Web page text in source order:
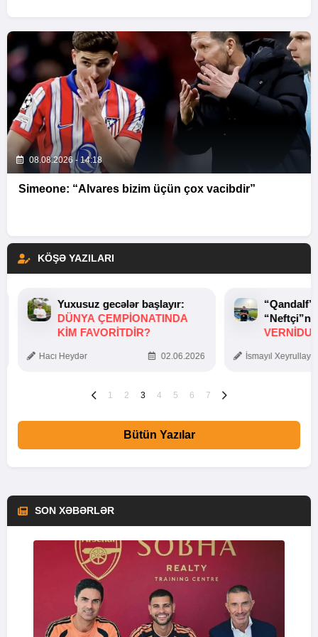
08.08.2026 - 14:18
Simeone: “Alvares bizim üçün çox vacibdir”
KÖŞƏ YAZILARI
Yuxusuz gecələr başlayır:
DÜNYA ÇEMPIONATINDA
KIM FAVORITDIR?
Hacı Heydər 02.06.2026 İsmayıl
1 2 3 4 5 6 7
Bütün Yazılar
SON XƏBƏRLƏR